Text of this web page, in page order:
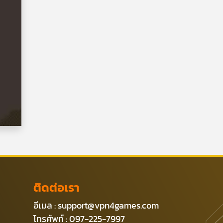
ติดต่อเรา
อีเมล :support@vpn4games.com
โทรศัพท์ : 097-225-7997